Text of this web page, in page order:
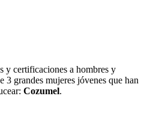
y certificaciones a hombres y
3 grandes mujeres jóvenes que han
Cozumel.